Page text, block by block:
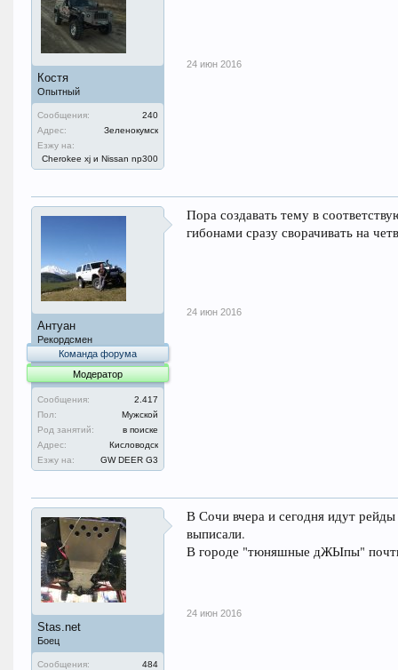
Костя
Опытный
Сообщения:
240
Адрес:
Зеленокумск
Езжу на:
Cherokee xj и Nissan np300
24 июн 2016
Антуан
Рекордсмен
Команда форума
Модератор
Сообщения:
2.417
Пол:
Мужской
Род занятий:
в поиске
Адрес:
Кисловодск
Езжу на:
GW DEER G3
Пора создавать тему в
гибонами сразу сворачивать на
24 июн 2016
Stas.net
Боец
Сообщения:
484
В Сочи вчера и сегодня идут
выписали.
В городе "тюняшные дЖЫпы" почти
24 июн 2016